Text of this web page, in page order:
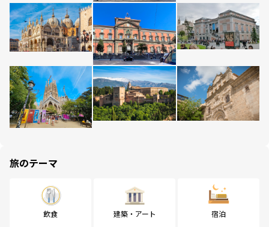
旅のテーマ
飲食 建築・アート 宿泊